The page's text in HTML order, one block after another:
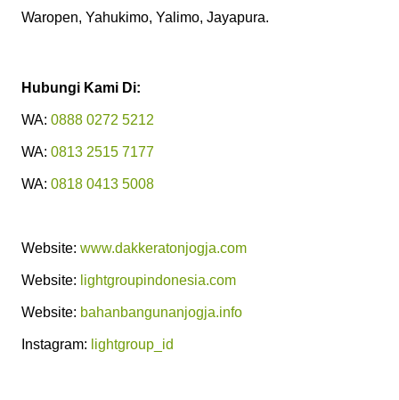
Waropen, Yahukimo, Yalimo, Jayapura.
Hubungi Kami Di:
WA: 0888 0272 5212
WA: 0813 2515 7177
WA: 0818 0413 5008
Website: www.dakkeratonjogja.com
Website: lightgroupindonesia.com
Website: bahanbangunanjogja.info
Instagram: lightgroup_id